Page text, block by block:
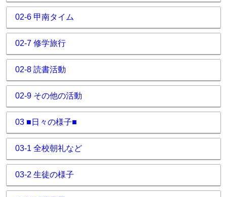
02-6 甲南タイム
02-7 修学旅行
02-8 読書活動
02-9 その他の活動
03 ■日々の様子■
03-1 全校朝礼など
03-2 生徒の様子